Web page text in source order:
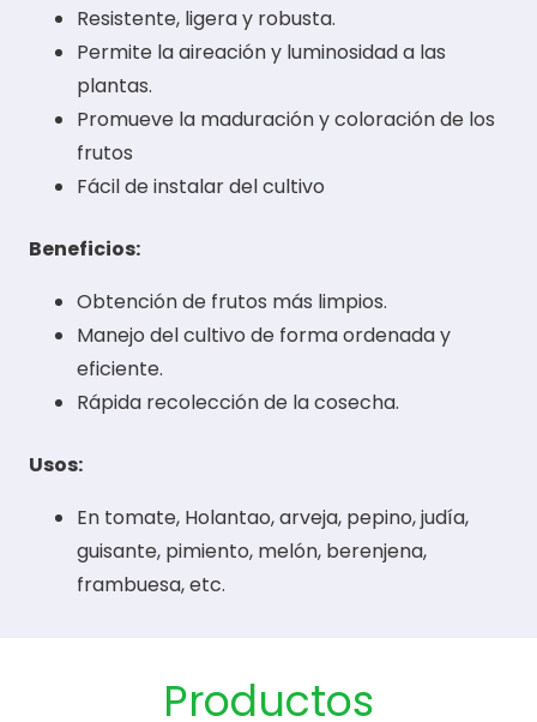
Resistente, ligera y robusta.
Permite la aireación y luminosidad a las
plantas.
Promueve la maduración y coloración de los
frutos
Fácil de instalar del cultivo
Beneficios:
Obtención de frutos más limpios.
Manejo del cultivo de forma ordenada y
eficiente.
Rápida recolección de la cosecha.
Usos:
En tomate, Holantao, arveja, pepino, judía,
guisante, pimiento, melón, berenjena,
frambuesa, etc.
Productos